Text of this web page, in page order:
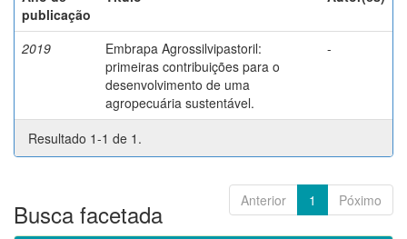
publicação
2019
Embrapa Agrossilvipastoril:
primeiras contribuições para o
desenvolvimento de uma
agropecuária sustentável.
-
Resultado 1-1 de 1.
Anterior 1 Póximo
Busca facetada